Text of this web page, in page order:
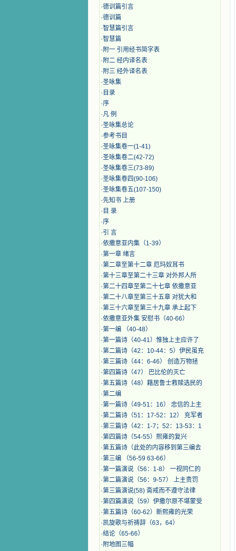
·德训篇引言
·德训篇
·智慧篇引言
·智慧篇
· 附一 引用经书简字表
· 附二 经内译名表
· 附三 经外译名表
·圣咏集
· 目录
·序
·凡 例
·圣咏集总论
·参考书目
·圣咏集卷一(1-41)
·圣咏集卷二(42-72)
·圣咏集卷三(73-89)
·圣咏集卷四(90-106)
·圣咏集卷五(107-150)
·先知书 上册
· 目 录
·序
·引 言
·​依撒意亚内集（1-39）
·第一章 绪言
·第二章至第十二章 厄玛奴耳书
·第十三章至第二十三章 对外邦人所
·第二十四章至第二十七章 依撒意亚
·第二十八章至第三十五章 对犹大和
·第三十六章至第三十九章 承上起下
·依撒意亚外集 安慰书（40-66）
·第一编 （40-48）
·第一篇诗（40-41）惟独上主应许了
·第二篇诗（42：10-44：5）伊民虽充
·第三篇诗（44：6-46） 创造万物拯
·第四篇诗（47） 巴比伦的灭亡
·第五篇诗（48）藉居鲁士救赎选民的
·第二编
·第一篇诗（49-51：16） 忠信的上主
·第二篇诗（51：17-52：12） 充军者
·第三篇诗（42：1-7；52：13-53：1
·第四篇诗（54-55）熙雍的复兴
·第五篇诗（此处的内容移到第三编去
·第三编 （56-59 63-66）
·第一篇演说（56：1-8） 一视同仁的
·第二篇演说（56：9-57） 上主责罚
·第三篇演说(58) 斋戒而不遵守法律
·第四篇演说（59）伊撒尔原不堪蒙受
·第五篇诗（60-62）新熙雍的光荣
·凯旋歌与祈祷辞（63，64）
·结论（65-66）
· 附地图三幅